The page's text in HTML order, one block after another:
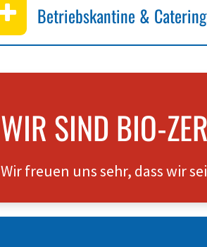
Betriebskantine &
WIR SIND BIO-
Wir freuen uns sehr, dass wir